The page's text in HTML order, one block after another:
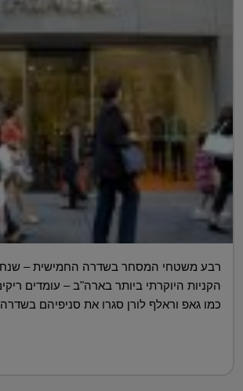
רבע משטחי המסחר בשדרה החמישית –
הקניות היוקרתי ביותר בארה"ב – עומדים
כמו גאפ וראלף לורן סגרו את סניפיהם בשדרה